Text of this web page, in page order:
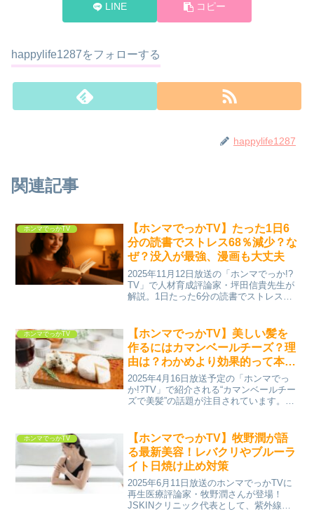
LINE コピー
happylife1287をフォローする
happylife1287
関連記事
ホンマでっかTV
【ホンマでっかTV】たった1日6
分の読書でストレス68％減少？な
ぜ？没入が最強、漫画も大丈夫
2025年11月12日放送の「ホンマでっか!?
TV」で人材育成評論家・坪田信貴先生が
解説。1日たった6分の読書でストレスが
書術を紹介。坪田信貴先生が語る「読書
は最強...
ホンマでっかTV
【ホンマでっかTV】美しい髪を
作るにはカマンベールチーズ？理
由は？わかめより効果的って本
当？
2025年4月16日放送予定の「ホンマでっ
か!?TV」で紹介される“カマンベールチー
ズで美髪”の話題が注目されています。あ
す！ホンマでっかTVで紹介！美髪に効く
のはカマ...
ホンマでっかTV
【ホンマでっかTV】牧野潤が語
る最新美容！レバクリやブルーラ
イト日焼け止め対策
2025年6月11日放送のホンマでっかTVに
再生医療評論家・牧野潤さんが登場！
JSKINクリニック代表として、紫外線対